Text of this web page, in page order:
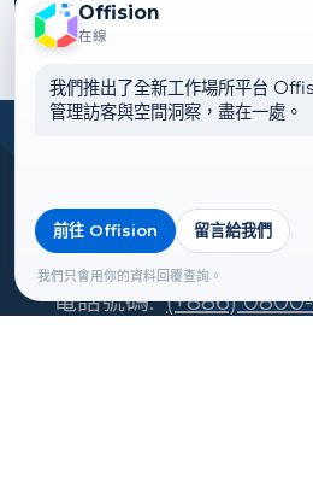
10樓
郵件地址:
電話號碼: (+886)
Offision
在線
我們推出了全新工作場所平台
管理訪客與空間洞察，盡在一處。
前往 Offision 留言給我們
我們只會用你的資料回覆查詢。